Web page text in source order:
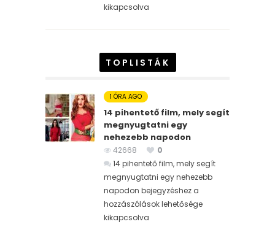
kikapcsolva
TOPLISTÁK
1 ÓRA AGO
14 pihentető film, mely segít
megnyugtatni egy
nehezebb napodon
42668
0
14 pihentető film, mely segít
megnyugtatni egy nehezebb
napodon bejegyzéshez a
hozzászólások lehetősége
kikapcsolva